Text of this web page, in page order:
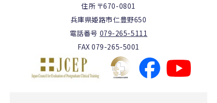
住所 〒670-0801
兵庫県姫路市仁豊野650
電話番号 079-265-5111
FAX 079-265-5001